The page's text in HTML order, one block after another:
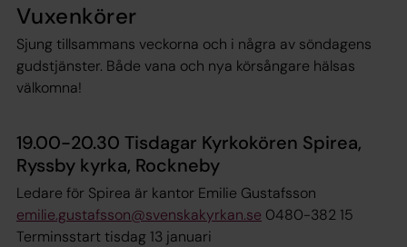
Vuxenkörer
Sjung tillsammans veckorna och i några av söndagens
gudstjänster. Både vana och nya körsångare hälsas
välkomna!
19.00-20.30 Tisdagar Kyrkokören Spirea,
Ryssby kyrka, Rockneby
Ledare för Spirea är kantor Emilie Gustafsson
emilie.gustafsson@svenskakyrkan.se 0480-382 15
Terminsstart tisdag 13 januari